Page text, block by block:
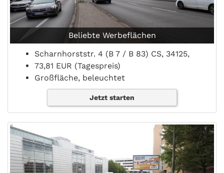
Beliebte Werbeflächen
Scharnhorststr. 4 (B 7 / B 83) CS, 34125,
73,81 EUR (Tagespreis)
Großfläche, beleuchtet
Jetzt starten